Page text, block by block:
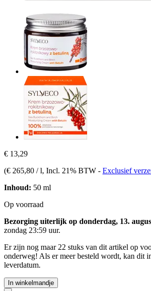
€ 13,29
(€ 265,80 / l, Incl. 21% BTW - Exclusief
Inhoud: 50 ml
Op voorraad
Bezorging uiterlijk op donderdag, 13.
zondag 23:59 uur.
Er zijn nog maar 22 stuks van dit artikel op
onderweg! Als er meer besteld wordt, kan dit
leverdatum.
In winkelmandje